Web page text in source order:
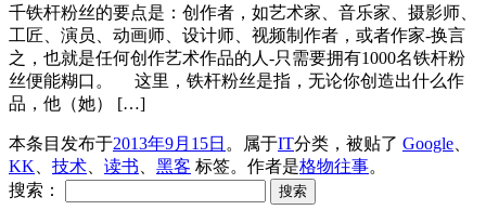
千铁杆粉丝的要点是：创作者，如艺术家、音乐家、摄影师、
工匠、演员、动画师、设计师、视频制作者，或者作家-换言
之，也就是任何创作艺术作品的人-只需要拥有1000名铁杆粉
丝便能糊口。 这里，铁杆粉丝是指，无论你创造出什么作
品，他（她） […]
本条目发布于2013年9月15日 。属于IT分类，被贴了 Google
KK
技术 读书 黑客 标签。 作者是格物往事。
搜索：